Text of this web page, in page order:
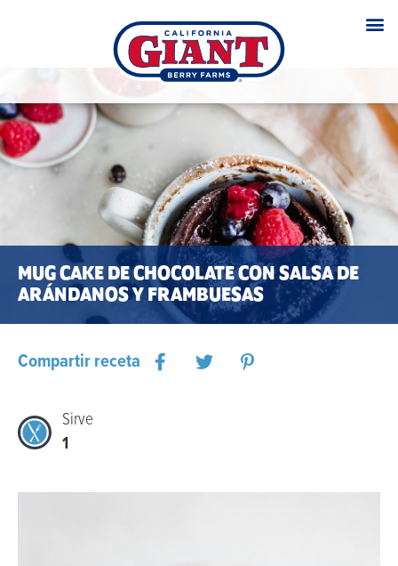
MUG CAKE DE CHOCOLATE CON SALSA DE
ARÁNDANOS Y FRAMBUESAS
Compartir receta
Sirve
1